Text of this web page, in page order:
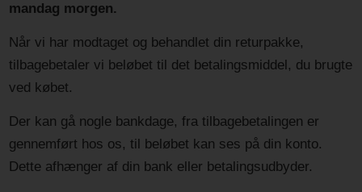
mandag morgen.
Når vi har modtaget og behandlet din returpakke,
tilbagebetaler vi beløbet til det betalingsmiddel, du brugte
ved købet.
Der kan gå nogle bankdage, fra tilbagebetalingen er
gennemført hos os, til beløbet kan ses på din konto.
Dette afhænger af din bank eller betalingsudbyder.